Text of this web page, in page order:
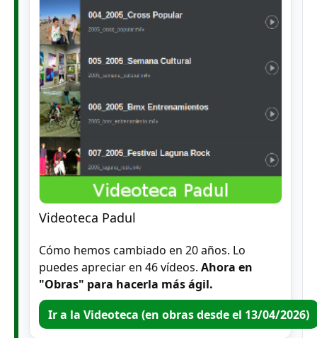
Videoteca Padul
Cómo hemos cambiado en 20 años. Lo
puedes apreciar en 46 vídeos. Ahora en
"Obras" para hacerla más ágil.
Ir a la Videoteca (en obras desde el 13/04/2026)